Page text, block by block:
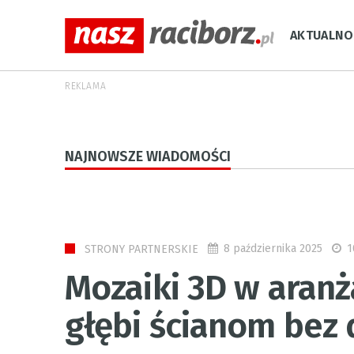
REKLAMA
NAJNOWSZE WIADOMOŚCI
STRONY PARTNERSKIE 8 października 2025
Mozaiki 3D w
głębi ścianom